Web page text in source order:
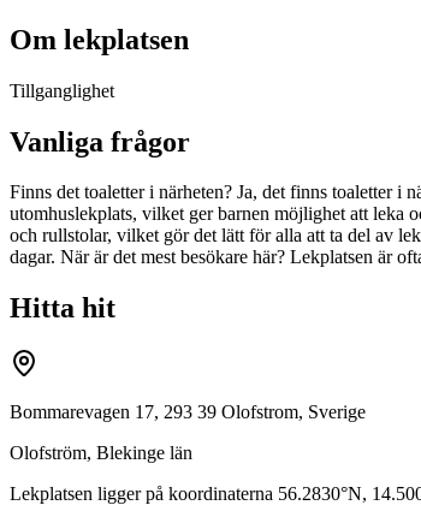
Om lekplatsen
Tillganglighet
Vanliga frågor
Finns det toaletter i närheten? Ja, det finns toaletter i
utomhuslekplats, vilket ger barnen möjlighet att leka
och rullstolar, vilket gör det lätt för alla att ta del av
dagar. När är det mest besökare här? Lekplatsen är
Hitta hit
Bommarevagen 17, 293 39 Olofstrom, Sverige
Olofström, Blekinge län
Lekplatsen ligger på koordinaterna 56.2830°N,